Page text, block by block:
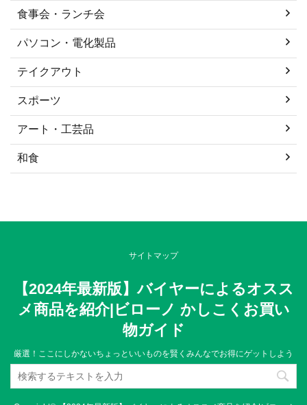
食事会・ランチ会
パソコン・電化製品
テイクアウト
スポーツ
アート・工芸品
和食
サイトマップ
【2024年最新版】バイヤーによるオスス
メ商品を紹介|ビローノ かしこくお買い
物ガイド
厳選！ここにしかないちょっといいものを賢くみんなでお得にゲットしよう